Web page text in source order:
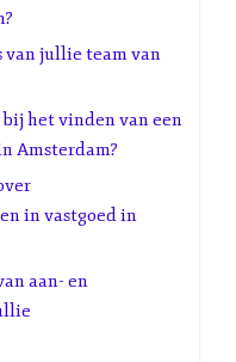
van jullie team van
het vinden van een
Amsterdam?
in vastgoed in
aan- en